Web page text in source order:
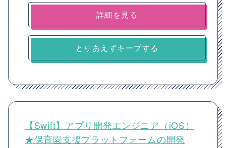
詳細を見る
とりあえずキープする
【Swift】アプリ開発エンジニア（iOS）
★保育園支援プラットフォームの開発